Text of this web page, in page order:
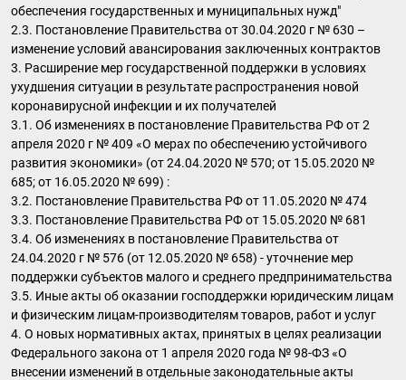
обеспечения государственных и муниципальных нужд"
2.3. Постановление Правительства от 30.04.2020 г № 630 –
изменение условий авансирования заключенных контрактов
3. Расширение мер государственной поддержки в условиях
ухудшения ситуации в результате распространения новой
коронавирусной инфекции и их получателей
3.1. Об изменениях в постановление Правительства РФ от 2
апреля 2020 г № 409 «О мерах по обеспечению устойчивого
развития экономики» (от 24.04.2020 № 570; от 15.05.2020 №
685; от 16.05.2020 № 699) :
3.2. Постановление Правительства РФ от 11.05.2020 № 474
3.3. Постановление Правительства РФ от 15.05.2020 № 681
3.4. Об изменениях в постановление Правительства от
24.04.2020 г № 576 (от 12.05.2020 № 658) - уточнение мер
поддержки субъектов малого и среднего предпринимательства
3.5. Иные акты об оказании господдержки юридическим лицам
и физическим лицам-производителям товаров, работ и услуг
4. О новых нормативных актах, принятых в целях реализации
Федерального закона от 1 апреля 2020 года № 98-ФЗ «О
внесении изменений в отдельные законодательные акты